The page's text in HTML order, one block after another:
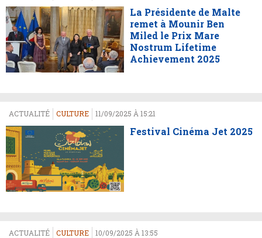
La Présidente de Malte
remet à Mounir Ben
Miled le Prix Mare
Nostrum Lifetime
Achievement 2025
ACTUALITÉ CULTURE 11/09/2025 À 15:21
Festival Cinéma Jet 2025
ACTUALITÉ CULTURE 10/09/2025 À 13:55